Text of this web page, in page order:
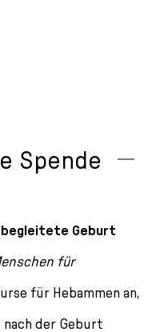
Spende
begleitete Geburt
für
für Hebammen an,
der Geburt